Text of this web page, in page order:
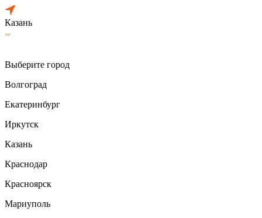
Казань
Выберите город
Волгоград
Екатеринбург
Иркутск
Казань
Краснодар
Красноярск
Мариуполь